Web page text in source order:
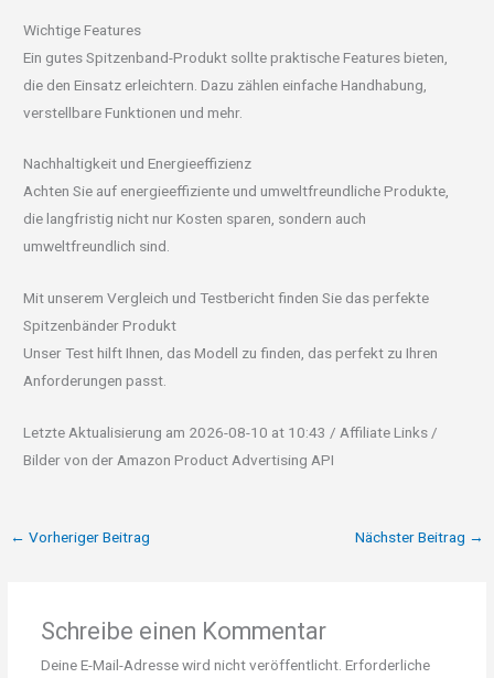
Wichtige Features
Ein gutes Spitzenband-Produkt sollte praktische Features bieten,
die den Einsatz erleichtern. Dazu zählen einfache Handhabung,
verstellbare Funktionen und mehr.
Nachhaltigkeit und Energieeffizienz
Achten Sie auf energieeffiziente und umweltfreundliche Produkte,
die langfristig nicht nur Kosten sparen, sondern auch
umweltfreundlich sind.
Mit unserem Vergleich und Testbericht finden Sie das perfekte
Spitzenbänder Produkt
Unser Test hilft Ihnen, das Modell zu finden, das perfekt zu Ihren
Anforderungen passt.
Letzte Aktualisierung am 2026-08-10 at 10:43 / Affiliate Links /
Bilder von der Amazon Product Advertising API
← Vorheriger Beitrag Nächster Beitrag →
Schreibe einen Kommentar
Deine E-Mail-Adresse wird nicht veröffentlicht. Erforderliche